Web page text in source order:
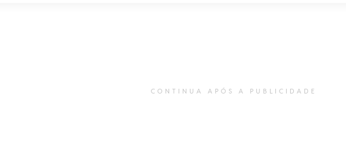
CONTINUA APÓS A PUBLICIDADE